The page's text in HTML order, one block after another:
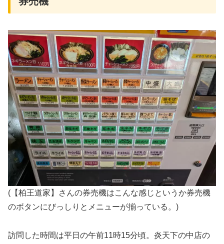
(【柏王道家】さんの券売機はこんな感じというか券売機
のボタンにびっしりとメニューが揃っている。)
訪問した時間は平日の午前11時15分頃。炎天下の中店の